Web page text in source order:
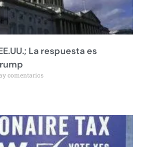
La respuesta es
comentarios